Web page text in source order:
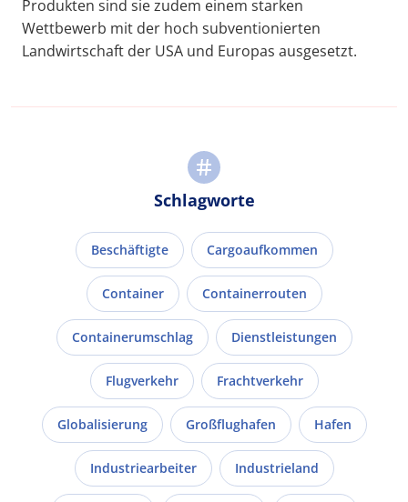
Produkten sind sie zudem einem starken
Wettbewerb mit der hoch subventionierten
Landwirtschaft der USA und Europas ausgesetzt.
Schlagworte
Beschäftigte Cargoaufkommen
Container Containerrouten
Containerumschlag Dienstleistungen
Flugverkehr Frachtverkehr
Globalisierung Großflughafen Hafen
Industriearbeiter Industrieland